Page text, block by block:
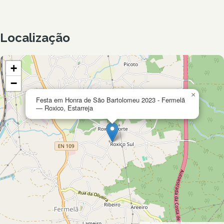
Localização
Festa em Honra de São Bartolomeu 2023 - Fermelã
— Roxico, Estarreja
×
+
−